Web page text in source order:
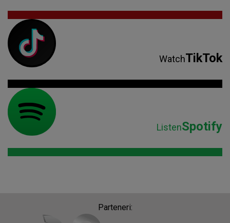
WatchTikTok
ListenSpotify
Parteneri: